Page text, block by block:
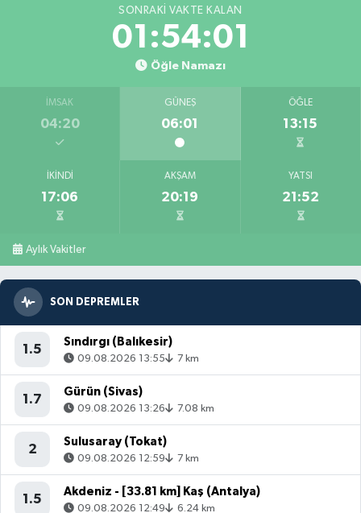
SONRAKI VAKTE KALAN
01:53:59
Öğle Namazı
İMSAK
04:20
GÜNEŞ
06:01
ÖĞLE
13:15
İKINDI
17:06
AKŞAM
20:19
YATSI
21:52
Aylık Vakitler
SON DEPREMLER
1.5
Sındırgı (Balıkesir)
09.08.2026 13:55 7 km
1.7
Gürün (Sivas)
09.08.2026 13:26 7.08 km
2
Sulusaray (Tokat)
09.08.2026 12:59 7 km
1.5
Akdeniz - [33.81 km] Kaş (Antalya)
09.08.2026 12:49 6.24 km